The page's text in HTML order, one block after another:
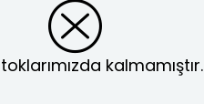
kalmamıştır.